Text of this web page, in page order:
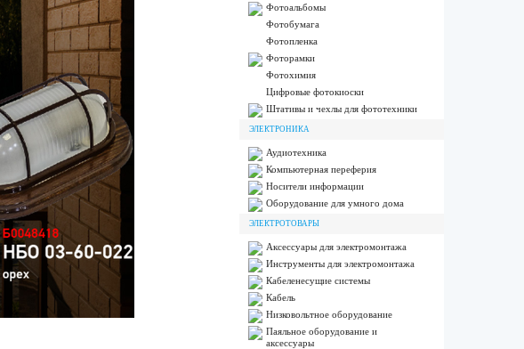
Фотоальбомы
Фотобумага
Фотопленка
Фоторамки
Фотохимия
Цифровые фотокиоски
Штативы и чехлы для фототехники
ЭЛЕКТРОНИКА
Аудиотехника
Компьютерная переферия
Носители информации
Оборудование для умного дома
ЭЛЕКТРОТОВАРЫ
Аксессуары для электромонтажа
Инструменты для электромонтажа
Кабеленесущие системы
Кабель
Низковольтное оборудование
Паяльное оборудование и
аксессуары